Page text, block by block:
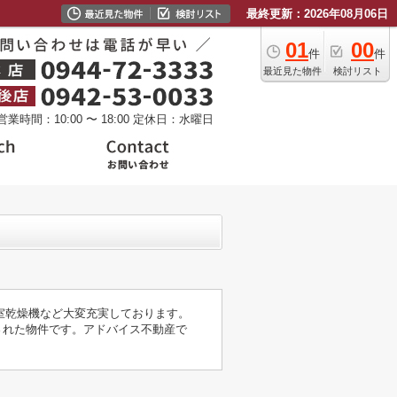
最終更新：2026年08月06日
01件
最近見た物件
00件
検討リスト
業時間：10:00 〜 18:00 定休日：水曜日
燥機など大変充実しております。
た物件です。アドバイス不動産で